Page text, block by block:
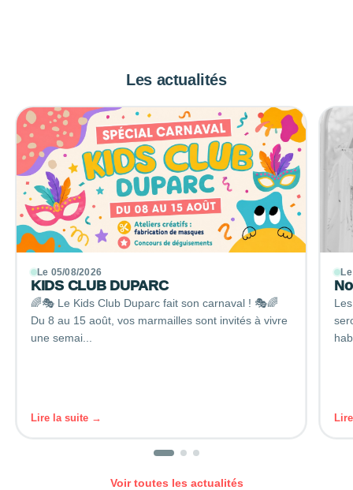
Les actualités
Le 05/08/2026
KIDS CLUB DUPARC
🌈🎭 Le Kids Club Duparc fait son carnaval ! 🎭🌈
Du 8 au 15 août, vos marmailles sont invités à vivre
une semai...
Lire la suite →
Voir toutes les actualités